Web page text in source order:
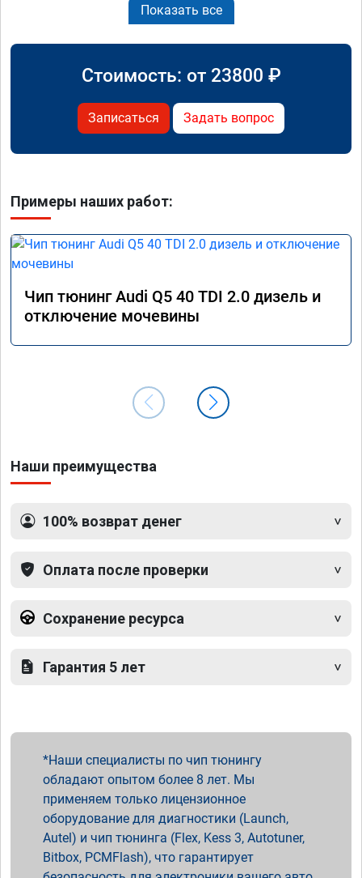
Показать все
Стоимость: от 23800 ₽
Записаться Задать вопрос
Примеры наших работ:
Чип тюнинг Audi Q5 40 TDI 2.0 дизель и
отключение мочевины
Наши преимущества
100% возврат денег
Оплата после проверки
Сохранение ресурса
Гарантия 5 лет
Наши специалисты по чип тюнингу
обладают опытом более 8 лет. Мы
применяем только лицензионное
оборудование для диагностики (Launch,
Autel) и чип тюнинга (Flex, Kess 3, Autotuner,
Bitbox, PCMFlash), что гарантирует